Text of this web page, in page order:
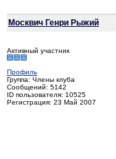
Москвич Генри Рыжий
Активный участник
Профиль
Группа: Члены клуба
Сообщений: 5142
ID пользователя: 10525
Регистрация: 23 Май 2007